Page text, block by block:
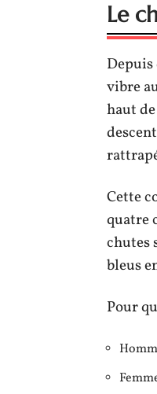
Le
Depuis
vibre
haut
Cette
quatre
chutes
bleus
Pour